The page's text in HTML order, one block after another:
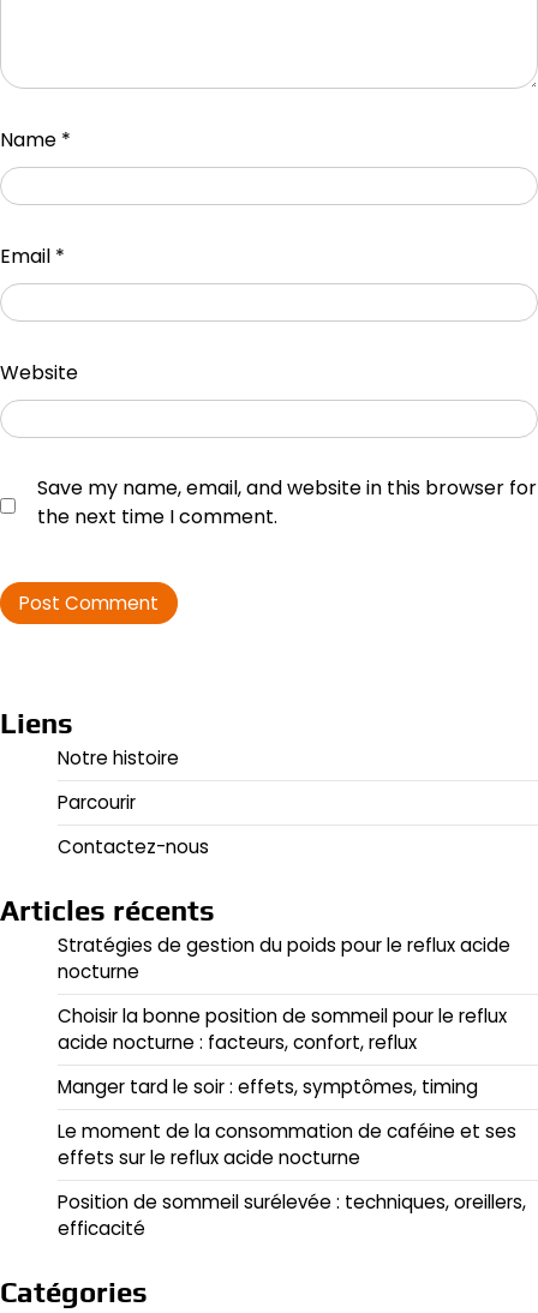
Name *
Email *
Website
Save my name, email, and website in this browser for
the next time I comment.
Liens
Notre histoire
Parcourir
Contactez-nous
Articles récents
Stratégies de gestion du poids pour le reflux acide
nocturne
Choisir la bonne position de sommeil pour le reflux
acide nocturne : facteurs, confort, reflux
Manger tard le soir : effets, symptômes, timing
Le moment de la consommation de caféine et ses
effets sur le reflux acide nocturne
Position de sommeil surélevée : techniques, oreillers,
efficacité
Catégories